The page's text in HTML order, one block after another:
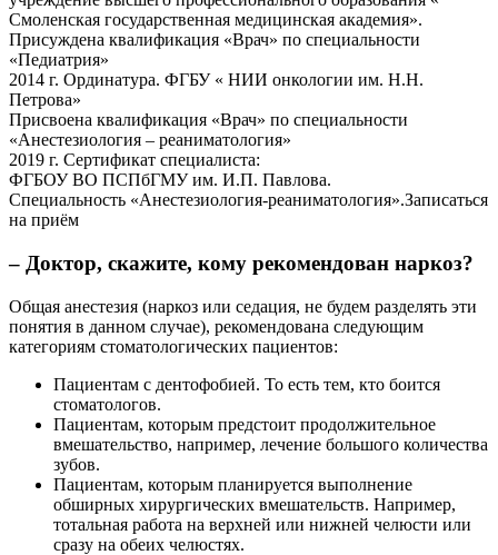
Смоленская государственная медицинская академия».
Присуждена квалификация «Врач» по специальности
«Педиатрия»
2014 г. Ординатура. ФГБУ « НИИ онкологии им. Н.Н.
Петрова»
Присвоена квалификация «Врач» по специальности
«Анестезиология – реаниматология»
2019 г. Сертификат специалиста:
ФГБОУ ВО ПСПбГМУ им. И.П. Павлова.
Специальность «Анестезиология-реаниматология».Записаться
на приём
– Доктор, скажите, кому рекомендован наркоз?
Общая анестезия (наркоз или седация, не будем разделять эти
понятия в данном случае), рекомендована следующим
категориям стоматологических пациентов:
Пациентам с дентофобией. То есть тем, кто боится
стоматологов.
Пациентам, которым предстоит продолжительное
вмешательство, например, лечение большого количества
зубов.
Пациентам, которым планируется выполнение
обширных хирургических вмешательств. Например,
тотальная работа на верхней или нижней челюсти или
сразу на обеих челюстях.